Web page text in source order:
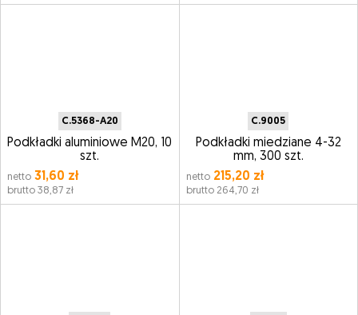
C.5368-A20
Podkładki aluminiowe M20, 10
szt.
netto 31,60 zł
brutto 38,87 zł
C.9005
Podkładki miedziane 4-32
mm, 300 szt.
netto215,20 zł
brutto 264,70 zł